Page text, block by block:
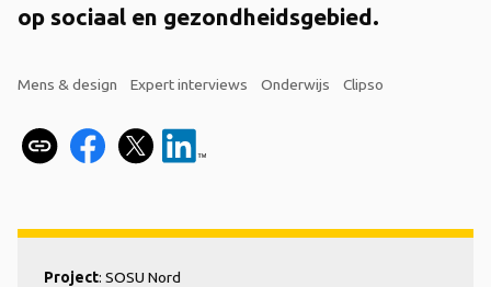
op sociaal en gezondheidsgebied.
Mens & design Expert interviews Onderwijs Clipso
Project: SOSU Nord